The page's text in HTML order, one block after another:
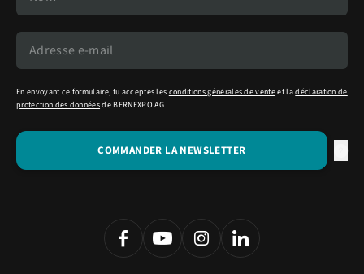
En envoyant ce formulaire, tu acceptes les conditions générales de venteet ladéclaration de
protection des donnéesde BERNEXPO AG